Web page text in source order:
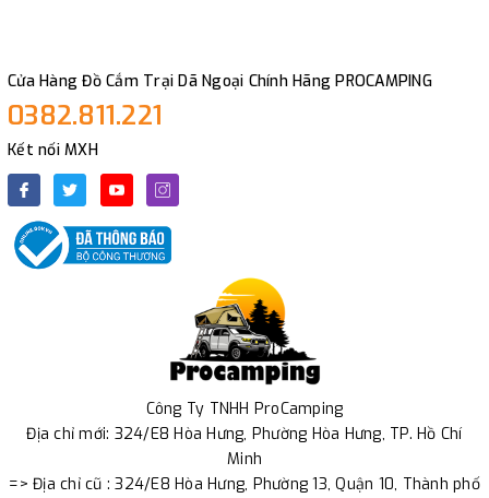
Cửa Hàng Đồ Cắm Trại Dã Ngoại Chính Hãng PROCAMPING
0382.811.221
Kết nối MXH
Công Ty TNHH ProCamping
Địa chỉ mới: 324/E8 Hòa Hưng, Phường Hòa Hưng, TP. Hồ Chí
Minh
=> Địa chỉ cũ : 324/E8 Hòa Hưng, Phường 13, Quận 10, Thành phố